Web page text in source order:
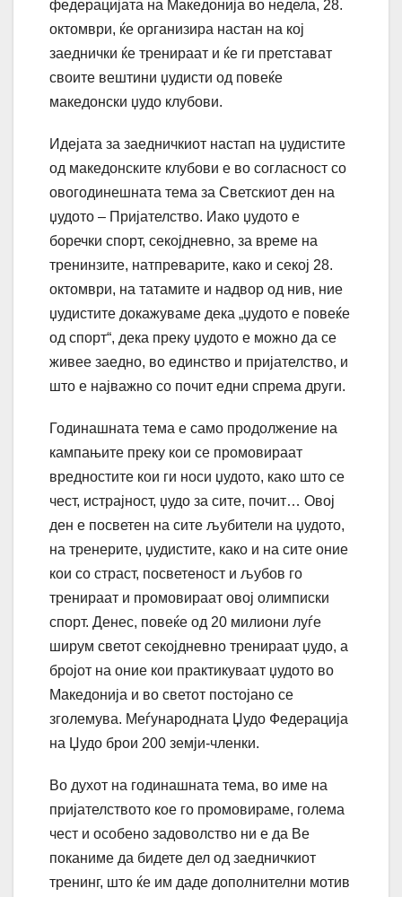
федерацијата на Македонија во недела, 28.
октомври, ќе организира настан на кој
заеднички ќе тренираат и ќе ги претстават
своите вештини џудисти од повеќе
македонски џудо клубови.
Идејата за заедничкиот настап на џудистите
од македонските клубови е во согласност со
овогодинешната тема за Светскиот ден на
џудото – Пријателство. Иако џудото е
боречки спорт, секојдневно, за време на
тренинзите, натпреварите, како и секој 28.
oктомври, на татамите и надвор од нив, ние
џудистите докажуваме дека „џудото е повеќе
од спорт“, дека преку џудото е можно да се
живее заедно, во единство и пријателство, и
што е најважно со почит едни спрема други.
Годинашната тема е само продолжение на
кампањите преку кои се промовираат
вредностите кои ги носи џудото, како што се
чест, истрајност, џудо за сите, почит… Овој
ден е посветен на сите љубители на џудото,
на тренерите, џудистите, како и на сите оние
кои со страст, посветеност и љубов го
тренираат и промовираат овој олимписки
спорт. Денес, повеќе од 20 милиони луѓе
ширум светот секојдневно тренираат џудо, а
бројот на оние кои практикуваат џудото во
Македонија и во светот постојано се
зголемува. Меѓународната Џудо Федерација
на Џудо брои 200 земји-членки.
Во духот на годинашната тема, во име на
пријателството кое го промовираме, голема
чест и особено задоволство ни е да Ве
поканиме да бидете дел од заедничкиот
тренинг, што ќе им даде дополнителни мотив